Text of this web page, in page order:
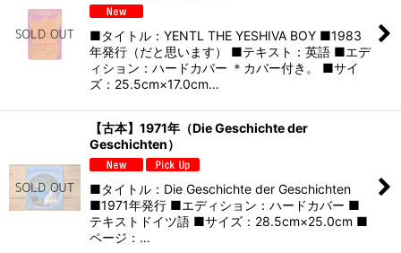
■タイトル：YENTL THE YESHIVA BOY ■1983
年発行（だと思います） ■テキスト：英語 ■エデ
ィション：ハードカバー ＊カバー付き。 ■サイ
ズ：25.5cm×17.0cm…
【古本】1971年（Die Geschichte der
Geschichten）
■タイトル：Die Geschichte der Geschichten
■1971年発行 ■エディション：ハードカバー ■
テキストドイツ語 ■サイズ：28.5cm×25.0cm ■
ページ：…